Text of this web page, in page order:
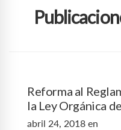
Reforma al
la Ley Orgánica
abril 24, 2018 en